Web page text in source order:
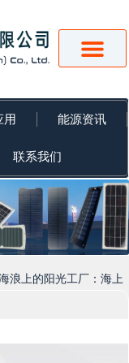
用 能源资讯
联系我们
浪上的阳光工厂：海上